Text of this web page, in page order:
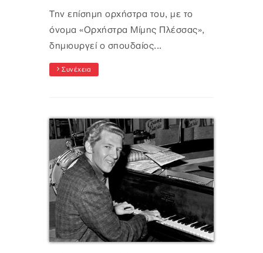
Την επίσημη ορχήστρα του, με το
όνομα «Ορχήστρα Μίμης Πλέσσας»,
δημιουργεί ο σπουδαίος...
Συνέχεια